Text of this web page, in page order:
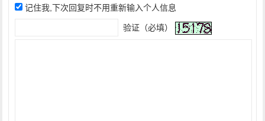
记住我,下次回复时不用重新输入个人信息
验证（必填）